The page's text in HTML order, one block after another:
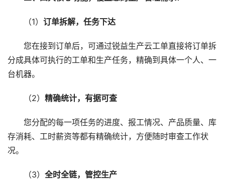
（1） 订单拆解，任务下达
您在接到订单后，可通过锐益生产云工单直接将订单拆
分成具体可执行的工单和生产任务，精确到具体一个人、一
台机器。
（2） 精确统计，有据可查
您分配的每一项任务的进度、报工情况、产品质量、库
存消耗、工时薪资等都有精确统计，方便随时审查工作状
况。
（3） 全时全链，管控生产